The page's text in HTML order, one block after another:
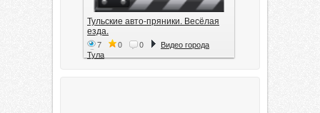
Тульские авто-пряники. Весёлая
езда.
7 0 0
Видео города
Тула